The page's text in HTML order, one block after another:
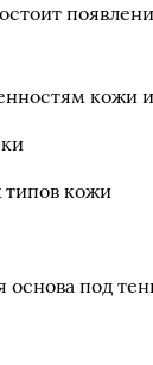
кожи
типов кожи
под